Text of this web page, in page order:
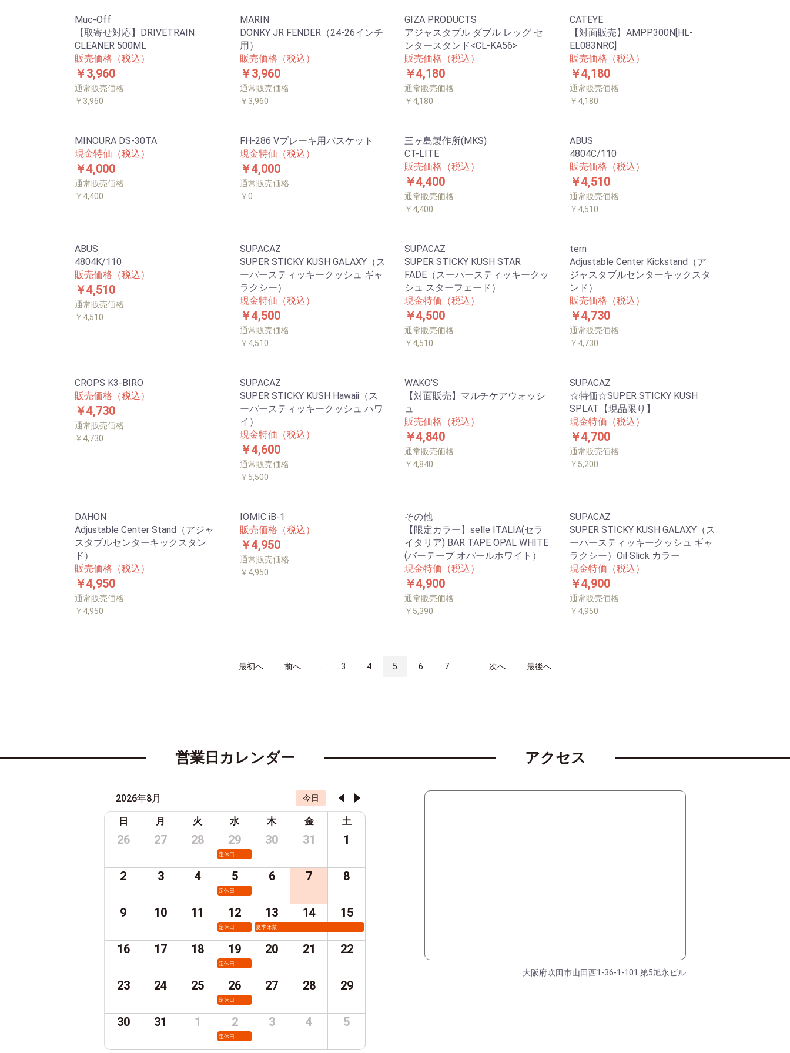
Muc-Off
【取寄せ対応】DRIVETRAIN
CLEANER 500ML
販売価格（税込）
￥3,960
通常販売価格
￥3,960
MARIN
DONKY JR FENDER（24-26インチ
用）
販売価格（税込）
￥3,960
通常販売価格
￥3,960
GIZA PRODUCTS
アジャスタブル ダブル レッグ セ
ンタースタンド<CL-KA56>
販売価格（税込）
￥4,180
通常販売価格
￥4,180
CATEYE
【対面販売】AMPP300N[HL-
EL083NRC]
販売価格（税込）
￥4,180
通常販売価格
￥4,180
MINOURA DS-30TA
現金特価（税込）
￥4,000
通常販売価格
￥4,400
FH-286 Vブレーキ用バスケット
現金特価（税込）
￥4,000
通常販売価格
￥0
三ヶ島製作所(MKS)
CT-LITE
販売価格（税込）
￥4,400
通常販売価格
￥4,400
ABUS
4804C/110
販売価格（税込）
￥4,510
通常販売価格
￥4,510
ABUS
4804K/110
販売価格（税込）
￥4,510
通常販売価格
￥4,510
SUPACAZ
SUPER STICKY KUSH GALAXY（ス
ーパースティッキークッシュ ギャ
ラクシー）
現金特価（税込）
￥4,500
通常販売価格
￥4,510
SUPACAZ
SUPER STICKY KUSH STAR
FADE（スーパースティッキークッ
シュ スターフェード）
現金特価（税込）
￥4,500
通常販売価格
￥4,510
tern
Adjustable Center Kickstand（ア
ジャスタブルセンターキックスタ
ンド）
販売価格（税込）
￥4,730
通常販売価格
￥4,730
CROPS K3-BIRO
販売価格（税込）
￥4,730
通常販売価格
￥4,730
SUPACAZ
SUPER STICKY KUSH Hawaii（ス
ーパースティッキークッシュ ハワ
イ）
現金特価（税込）
￥4,600
通常販売価格
￥5,500
WAKO'S
【対面販売】マルチケアウォッシ
ュ
販売価格（税込）
￥4,840
通常販売価格
￥4,840
SUPACAZ
☆特価☆SUPER STICKY KUSH
SPLAT【現品限り】
現金特価（税込）
￥4,700
通常販売価格
￥5,200
DAHON
Adjustable Center Stand（アジャ
スタブルセンターキックスタン
ド）
販売価格（税込）
￥4,950
通常販売価格
￥4,950
IOMIC iB-1
販売価格（税込）
￥4,950
通常販売価格
￥4,950
その他
【限定カラー】selle ITALIA(セラ
イタリア) BAR TAPE OPAL WHITE
(バーテープ オパールホワイト）
現金特価（税込）
￥4,900
通常販売価格
￥5,390
SUPACAZ
SUPER STICKY KUSH GALAXY（ス
ーパースティッキークッシュ ギャ
ラクシー）Oil Slick カラー
現金特価（税込）
￥4,900
通常販売価格
￥4,950
最初へ 前へ 3 4 5 6 7 次へ 最後へ
営業日カレンダー
2026年8月 今日
日 月 火 水 木 金 土
26 27 28 29
定休日
30 31 1
2 3 4 5
定休日
6 7 8
9 10 11 12
定休日
13
夏季休業
14 15
16 17 18 19
定休日
20 21 22
23 24 25 26
定休日
27 28 29
30 31 1 2
定休日
3 4 5
アクセス
大阪府吹田市山田西1-36-1-101 第5旭永ビル